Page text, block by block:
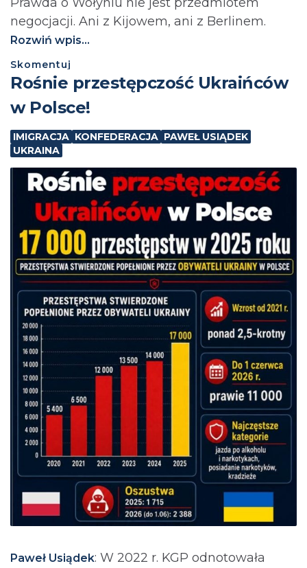
negocjacji. Ani z Kijowem, ani z Berlinem.⁩
Rozwiń wpis...
Skomentuj
Rośnie przestępczość Ukraińców
w Polsce!
IMIGRACJA KONFEDERACJA PAWEŁ USIĄDEK
UKRAINA
Paweł Usiądek: ⁨W 2022 r. KGP odnotowała